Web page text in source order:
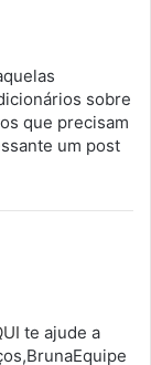
sobre
que precisam
um post
te ajude a